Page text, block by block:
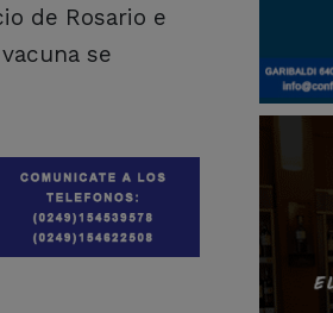
de Rosario e
se